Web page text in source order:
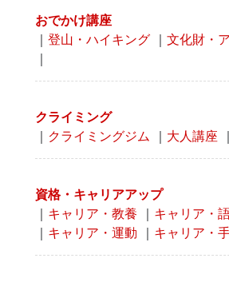
おでかけ講座
｜ 登山・ハイキング ｜ 文化財・
｜
クライミング
｜ クライミングジム ｜ 大人講座 ｜
資格・キャリアアップ
｜ キャリア・教養 ｜ キャリア・
｜ キャリア・運動 ｜ キャリア・